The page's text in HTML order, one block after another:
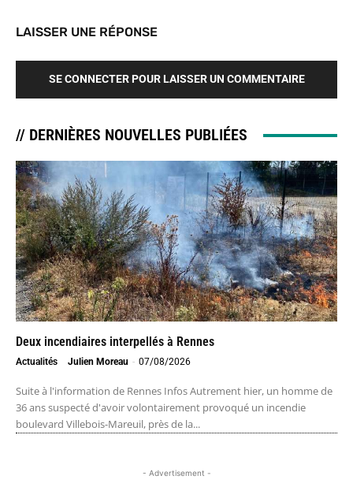
LAISSER UNE RÉPONSE
SE CONNECTER POUR LAISSER UN COMMENTAIRE
// DERNIÈRES NOUVELLES PUBLIÉES
Deux incendiaires interpellés à Rennes
Actualités Julien Moreau - 07/08/2026
Suite à l'information de Rennes Infos Autrement hier, un homme de
36 ans suspecté d'avoir volontairement provoqué un incendie
boulevard Villebois-Mareuil, près de la...
- Advertisement -